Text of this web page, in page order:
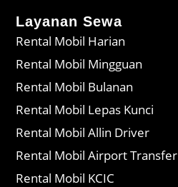
Layanan Sewa
Rental Mobil Harian
Rental Mobil Mingguan
Rental Mobil Bulanan
Rental Mobil Lepas Kunci
Rental Mobil Allin Driver
Rental Mobil Airport Transfer
Rental Mobil KCIC